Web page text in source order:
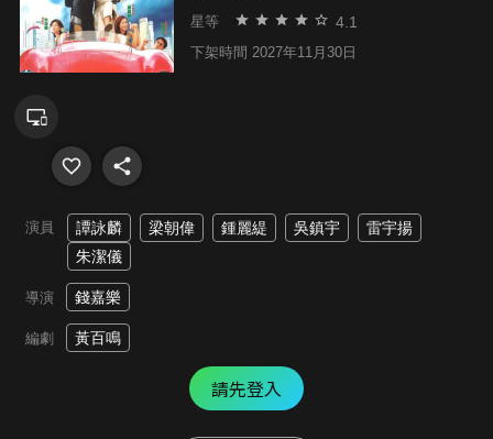
星等 4.1
下架時間 2027年11月30日
演員 譚詠麟 梁朝偉 鍾麗緹 吳鎮宇
雷宇揚
朱潔儀
導演 錢嘉樂
編劇 黃百鳴
請先登入